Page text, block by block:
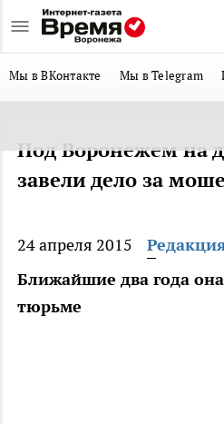
Мы в ВКонтакте Мы в Telegram
Под Воронежем на
завели дело за
24 апреля 2015
Ближайшие два года
тюрьме